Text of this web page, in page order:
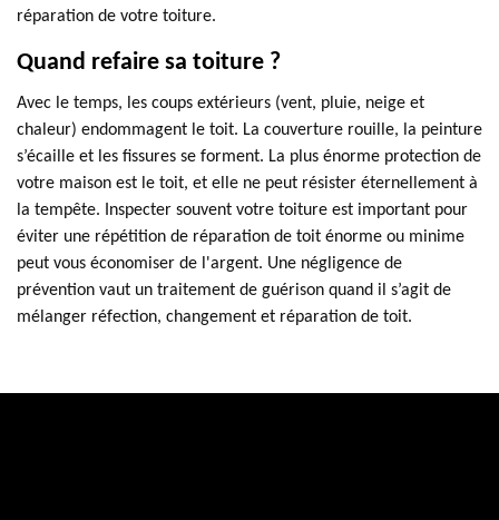
réparation de votre toiture.
Quand refaire sa toiture ?
Avec le temps, les coups extérieurs (vent, pluie, neige et
chaleur) endommagent le toit. La couverture rouille, la peinture
s’écaille et les fissures se forment. La plus énorme protection de
votre maison est le toit, et elle ne peut résister éternellement à
la tempête. Inspecter souvent votre toiture est important pour
éviter une répétition de réparation de toit énorme ou minime
peut vous économiser de l'argent. Une négligence de
prévention vaut un traitement de guérison quand il s’agit de
mélanger réfection, changement et réparation de toit.